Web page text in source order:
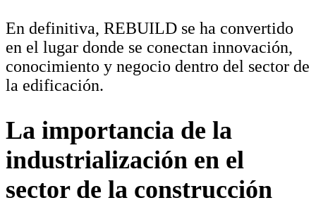
En definitiva, REBUILD se ha convertido
en el lugar donde se conectan innovación,
conocimiento y negocio dentro del sector de
la edificación.
La importancia de la
industrialización en el
sector de la construcción